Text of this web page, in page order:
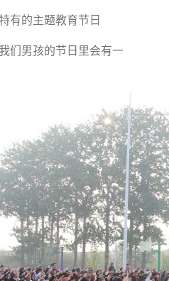
有的主题教育节日
们男孩的节日里会有一